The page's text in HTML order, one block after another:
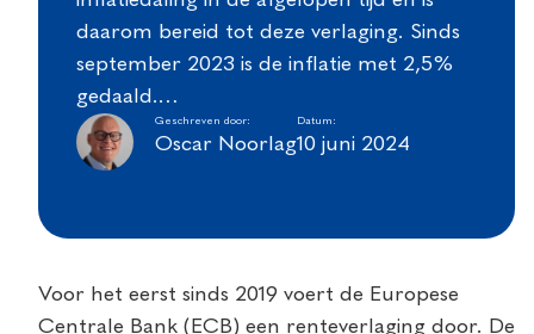
daarom bereid tot deze verlaging. Sinds
september 2023 is de inflatie met 2,5%
gedaald.…
Geschreven door:
Oscar Noorlag
Datum:
10 juni 2024
Voor het eerst sinds 2019 voert de Europese
Centrale Bank (ECB) een renteverlaging door. De